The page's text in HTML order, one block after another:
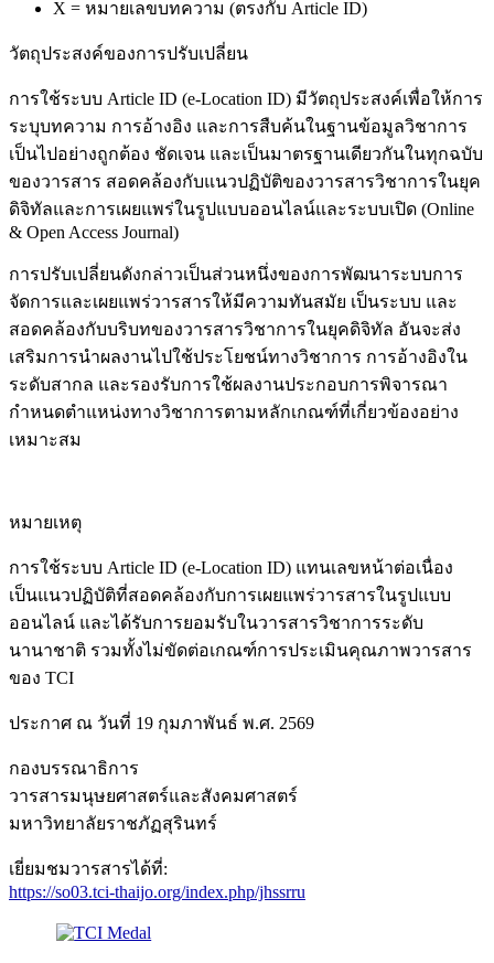
X = หมายเลขบทความ (ตรงกับ Article ID)
วัตถุประสงค์ของการปรับเปลี่ยน
การใช้ระบบ Article ID (e-Location ID) มีวัตถุประสงค์เพื่อให้การ
ระบุบทความ การอ้างอิง และการสืบค้นในฐานข้อมูลวิชาการ
เป็นไปอย่างถูกต้อง ชัดเจน และเป็นมาตรฐานเดียวกันในทุกฉบับ
ของวารสาร สอดคล้องกับแนวปฏิบัติของวารสารวิชาการในยุค
ดิจิทัลและการเผยแพร่ในรูปแบบออนไลน์และระบบเปิด (Online
& Open Access Journal)
การปรับเปลี่ยนดังกล่าวเป็นส่วนหนึ่งของการพัฒนาระบบการ
จัดการและเผยแพร่วารสารให้มีความทันสมัย เป็นระบบ และ
สอดคล้องกับบริบทของวารสารวิชาการในยุคดิจิทัล อันจะส่ง
เสริมการนำผลงานไปใช้ประโยชน์ทางวิชาการ การอ้างอิงใน
ระดับสากล และรองรับการใช้ผลงานประกอบการพิจารณา
กำหนดตำแหน่งทางวิชาการตามหลักเกณฑ์ที่เกี่ยวข้องอย่าง
เหมาะสม
หมายเหตุ
การใช้ระบบ Article ID (e-Location ID) แทนเลขหน้าต่อเนื่อง
เป็นแนวปฏิบัติที่สอดคล้องกับการเผยแพร่วารสารในรูปแบบ
ออนไลน์ และได้รับการยอมรับในวารสารวิชาการระดับ
นานาชาติ รวมทั้งไม่ขัดต่อเกณฑ์การประเมินคุณภาพวารสาร
ของ TCI
ประกาศ ณ วันที่ 19 กุมภาพันธ์ พ.ศ. 2569
กองบรรณาธิการ
วารสารมนุษยศาสตร์และสังคมศาสตร์
มหาวิทยาลัยราชภัฏสุรินทร์
เยี่ยมชมวารสารได้ที่:
https://so03.tci-thaijo.org/index.php/jhssrru